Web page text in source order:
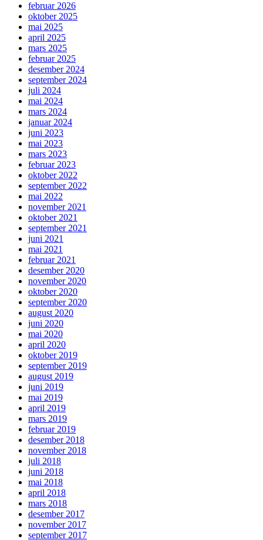
februar 2026
oktober 2025
mai 2025
april 2025
mars 2025
februar 2025
desember 2024
september 2024
juli 2024
mai 2024
mars 2024
januar 2024
juni 2023
mai 2023
mars 2023
februar 2023
oktober 2022
september 2022
mai 2022
november 2021
oktober 2021
september 2021
juni 2021
mai 2021
februar 2021
desember 2020
november 2020
oktober 2020
september 2020
august 2020
juni 2020
mai 2020
april 2020
oktober 2019
september 2019
august 2019
juni 2019
mai 2019
april 2019
mars 2019
februar 2019
desember 2018
november 2018
juli 2018
juni 2018
mai 2018
april 2018
mars 2018
desember 2017
november 2017
september 2017